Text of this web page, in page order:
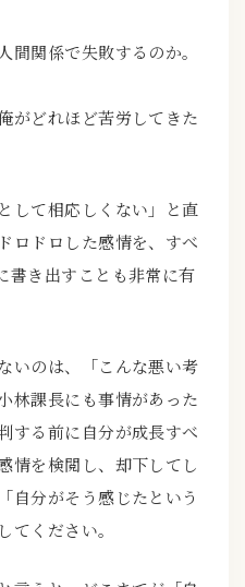
間関係で失敗するのか。
がどれほど苦労してきた
して相応しくない」と直
ロドロした感情を、すべ
書き出すことも非常に有
いのは、「こんな悪い考
林課長にも事情があった
する前に自分が成長すべ
情を検閲し、却下してし
自分がそう感じたという
てください。